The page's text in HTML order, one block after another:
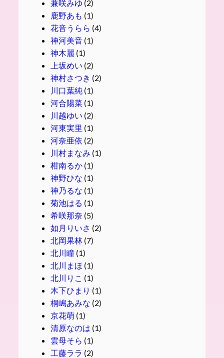
兼咲みゆ (2)
鹿野あも (1)
花音うらら (4)
神河美音(1)
神木麗 (1)
上坂めい (2)
神村さつき (2)
川口葉純 (1)
河合陽菜(1)
川越ゆい (2)
河東実里 (1)
河奈亜依 (2)
川村まなみ (1)
柑南るか(1)
神野ひな (1)
神乃るな (1)
菊池はる (1)
希咲那奈 (5)
如月りいさ (2)
北岡果林 (7)
北川瞳(1)
北川まほ (1)
北川りこ (1)
木下ひまり (1)
桐嶋あみな (2)
京花萌(1)
清原なのは (1)
雲母そら (1)
工藤ララ (2)